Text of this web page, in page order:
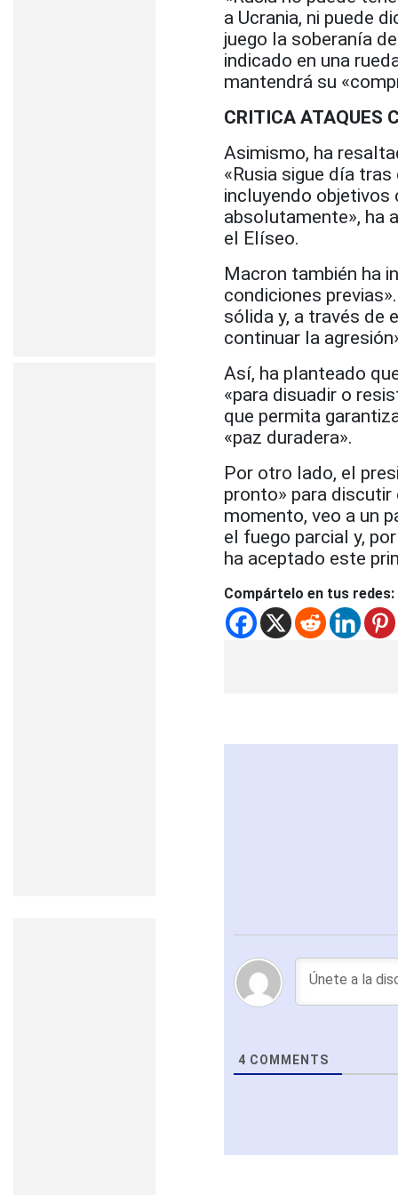
a Ucrania, ni puede
juego la soberanía
indicado en una
mantendrá su
CRITICA ATAQUES
Asimismo, ha
«Rusia sigue día
incluyendo objetivos
absolutamente», ha
el Elíseo.
Macron también ha
condiciones
sólida y, a través de
continuar la
Así, ha planteado
«para disuadir o
que permita
«paz duradera».
Por otro lado, el
pronto» para
momento, veo a un
el fuego parcial y,
ha aceptado este
Compártelo en tus redes:
4 COMMENTS